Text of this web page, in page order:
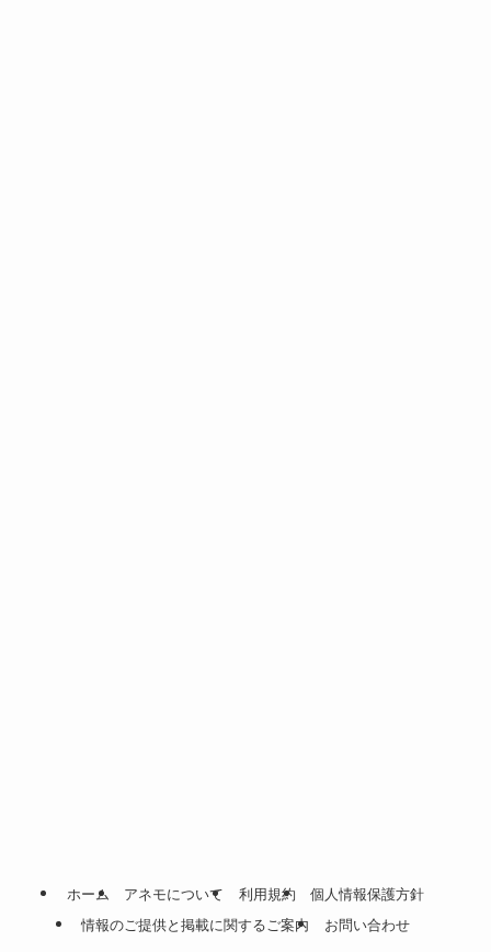
ホーム アネモについて 利用規約
個人情報保護方針
情報のご提供と掲載に関するご案内
お問い合わせ